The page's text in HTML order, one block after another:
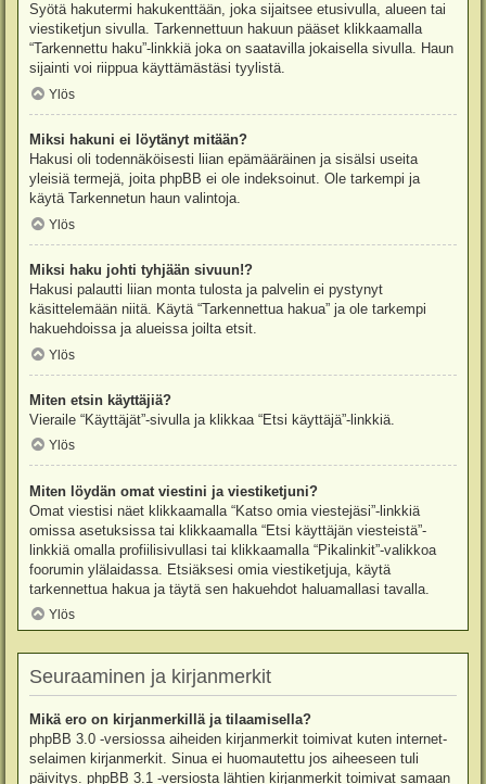
Syötä hakutermi hakukenttään, joka sijaitsee etusivulla, alueen tai
viestiketjun sivulla. Tarkennettuun hakuun pääset klikkaamalla
“Tarkennettu haku”-linkkiä joka on saatavilla jokaisella sivulla. Haun
sijainti voi riippua käyttämästäsi tyylistä.
Ylös
Miksi hakuni ei löytänyt mitään?
Hakusi oli todennäköisesti liian epämääräinen ja sisälsi useita
yleisiä termejä, joita phpBB ei ole indeksoinut. Ole tarkempi ja
käytä Tarkennetun haun valintoja.
Ylös
Miksi haku johti tyhjään sivuun!?
Hakusi palautti liian monta tulosta ja palvelin ei pystynyt
käsittelemään niitä. Käytä “Tarkennettua hakua” ja ole tarkempi
hakuehdoissa ja alueissa joilta etsit.
Ylös
Miten etsin käyttäjiä?
Vieraile “Käyttäjät”-sivulla ja klikkaa “Etsi käyttäjä”-linkkiä.
Ylös
Miten löydän omat viestini ja viestiketjuni?
Omat viestisi näet klikkaamalla “Katso omia viestejäsi”-linkkiä
omissa asetuksissa tai klikkaamalla “Etsi käyttäjän viesteistä”-
linkkiä omalla profiilisivullasi tai klikkaamalla “Pikalinkit”-valikkoa
foorumin ylälaidassa. Etsiäksesi omia viestiketjuja, käytä
tarkennettua hakua ja täytä sen hakuehdot haluamallasi tavalla.
Ylös
Seuraaminen ja kirjanmerkit
Mikä ero on kirjanmerkillä ja tilaamisella?
phpBB 3.0 -versiossa aiheiden kirjanmerkit toimivat kuten internet-
selaimen kirjanmerkit. Sinua ei huomautettu jos aiheeseen tuli
päivitys. phpBB 3.1 -versiosta lähtien kirjanmerkit toimivat samaan